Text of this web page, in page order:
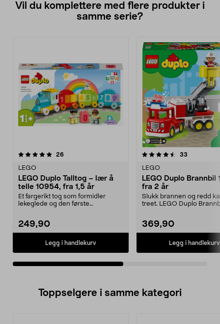
Vil du komplettere med flere produkter i
samme serie?
26anmeldelser
LEGO
LEGO Duplo Talltog – lær å
telle 10954, fra 1,5 år
Et fargerikt tog som formidler
lekeglede og den første
249,90
Legg i handlekurv
4.5av 5 stjerner 33
LEGO
LEGO Duplo Brannbil
fra 2 år
Slukk brannen og redd
treet. LEGO Duplo
369,90
Legg i handlekurv
5.0av 5 stjerner
Toppselgere i samme kategori